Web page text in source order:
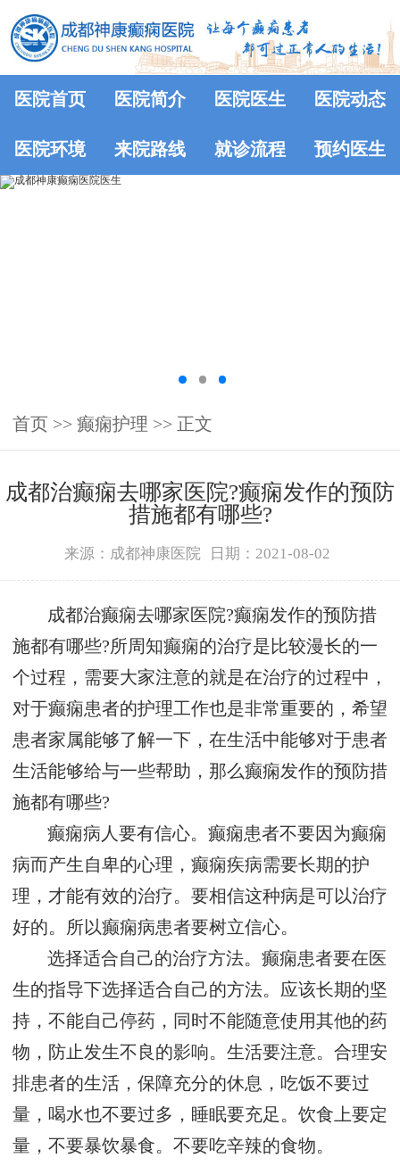
医院首页 医院简介 医院医生 医院动态
医院环境 来院路线 就诊流程 预约医生
首页 >> 癫痫护理 >> 正文
成都治癫痫去哪家医院?癫痫发作的预防
措施都有哪些?
来源：成都神康医院 日期：2021-08-02
成都治癫痫去哪家医院?癫痫发作的预防措
施都有哪些?所周知癫痫的治疗是比较漫长的一
个过程，需要大家注意的就是在治疗的过程中，
对于癫痫患者的护理工作也是非常重要的，希望
患者家属能够了解一下，在生活中能够对于患者
生活能够给与一些帮助，那么癫痫发作的预防措
施都有哪些?
癫痫病人要有信心。癫痫患者不要因为癫痫
病而产生自卑的心理，癫痫疾病需要长期的护
理，才能有效的治疗。要相信这种病是可以治疗
好的。所以癫痫病患者要树立信心。
选择适合自己的治疗方法。癫痫患者要在医
生的指导下选择适合自己的方法。应该长期的坚
持，不能自己停药，同时不能随意使用其他的药
物，防止发生不良的影响。生活要注意。合理安
排患者的生活，保障充分的休息，吃饭不要过
量，喝水也不要过多，睡眠要充足。饮食上要定
量，不要暴饮暴食。不要吃辛辣的食物。